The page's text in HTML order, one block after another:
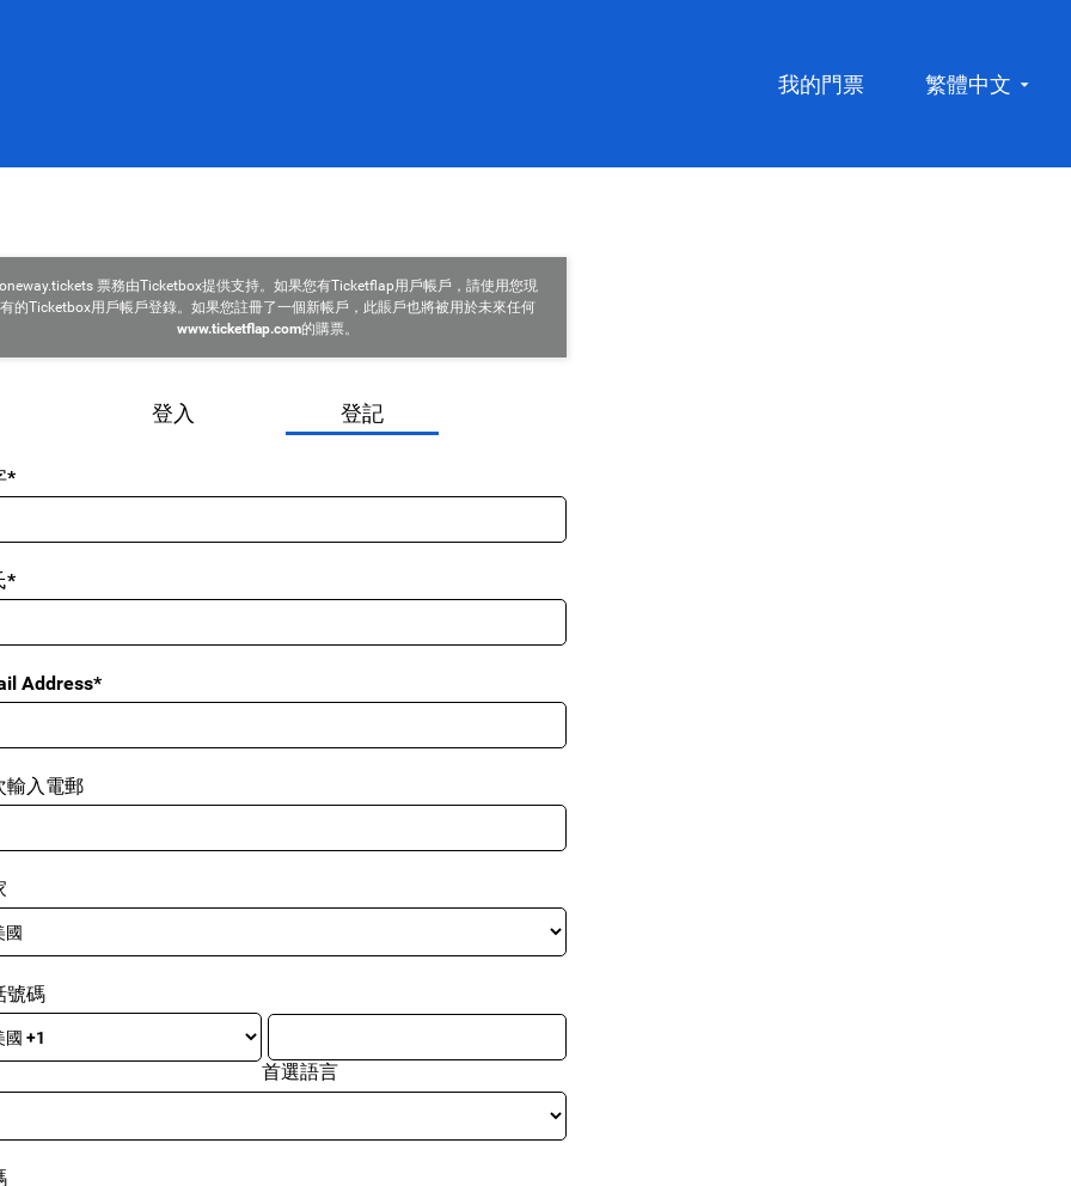
繁體中文
我的門票
票務由Ticketbox提供支持。如果您有Ticketflap用戶帳戶，請使用您現
有的Ticketbox用戶帳戶登錄。如果您註冊了一個新帳戶，此賬戶也將被用於未來任何
www.ticketflap.com的購票。
登入 登記
*
*
Address*
輸入電郵
號碼
首選語言